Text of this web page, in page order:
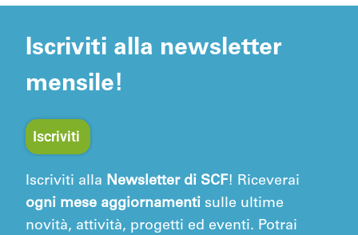
Iscriviti alla newsletter
mensile!
Iscriviti
Iscriviti alla Newsletter di SCF! Riceverai
ogni mese aggiornamenti sulle ultime
novità, attività, progetti ed eventi. Potrai